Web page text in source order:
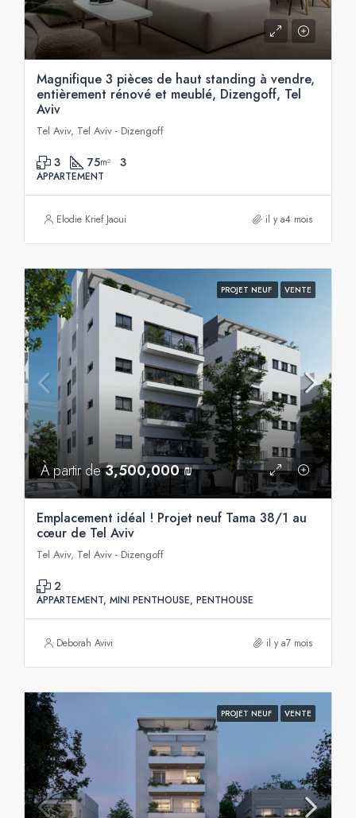
Magnifique 3 pièces de haut standing à vendre,
entièrement rénové et meublé, Dizengoff, Tel
Aviv
Tel Aviv, Tel Aviv - Dizengoff
3 75m² 3
APPARTEMENT
Elodie Krief Jaoui il y a4 mois
PROJET NEUF VENTE
À partir de3,500,000 ₪
Emplacement idéal ! Projet neuf Tama 38/1 au
cœur de Tel Aviv
Tel Aviv, Tel Aviv - Dizengoff
2
APPARTEMENT, MINI PENTHOUSE, PENTHOUSE
Deborah Avivi il y a7 mois
PROJET NEUF VENTE